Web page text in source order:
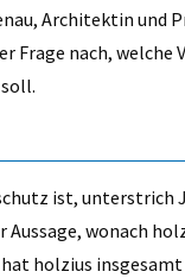
Architektin und
Frage nach,
ist, unterstrich
wonach
holzius